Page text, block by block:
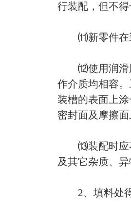
行装配，但不
⑾新零件在
⑿使用润滑脂
作介质均相容
装槽的表面上
密封面及摩擦
⒀装配时应不
及其它杂质、
2、填料处